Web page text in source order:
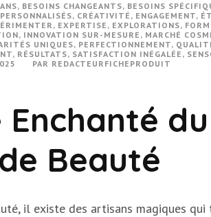
, BESOINS CHANGEANTS, BESOINS
, CRÉATIVITÉ , ENGAGEMENT,
, EXPERTISE , EXPLORATIONS,
, INNOVATION SUR-MESURE , MARCHÉ
UNIQUES, PERFECTIONNEMENT,
, RÉSULTATS, SATISFACTION INÉGALÉE ,
PAR REDACTEURFICHEPRODUIT
Enchanté du
Beauté
il existe des artisans magiques